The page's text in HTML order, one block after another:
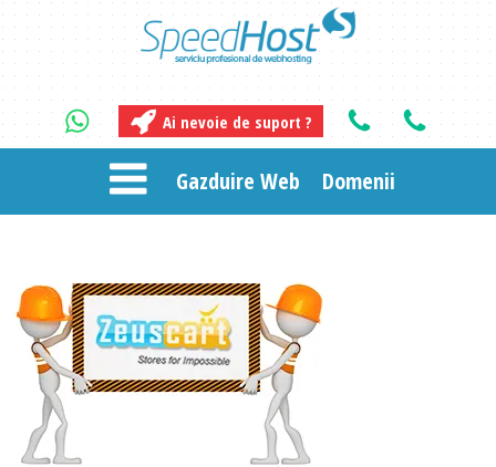
Ai nevoie de suport ?
Gazduire Web Domenii